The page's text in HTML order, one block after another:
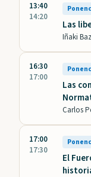
13:40
14:20
Las
Iñaki
16:30
17:00
Las
Carlos
17:00
17:30
El